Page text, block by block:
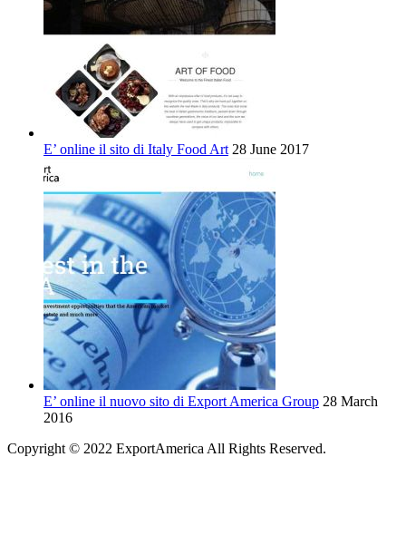
E’ online il sito di Italy Food Art 28 June 2017
E’ online il nuovo sito di Export America Group 28 March
2016
Copyright © 2022 ExportAmerica All Rights Reserved.